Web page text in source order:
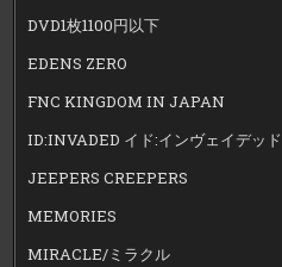
DVD1枚1100円以下
EDENS ZERO
FNC KINGDOM IN JAPAN
ID:INVADED イド:インヴェイデッド
JEEPERS CREEPERS
MEMORIES
MIRACLE/ミラクル